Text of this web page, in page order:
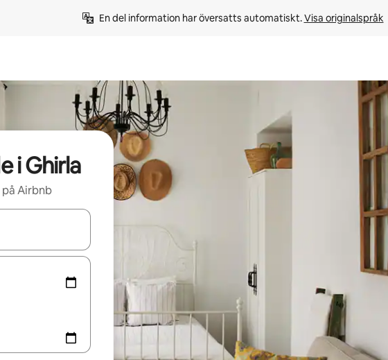
En del information har översatts automatiskt. Visa originalspråk
i Ghirla
Airbnb
navigera med upp- och nedåtpilarna eller utforska genom att trycka eller svepa.